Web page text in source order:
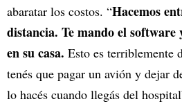
abaratar los costos. “Hacemos
distancia. Te mando el
en su casa. Esto es terriblemente
tenés que pagar un avión y dejar
lo hacés cuando llegás del